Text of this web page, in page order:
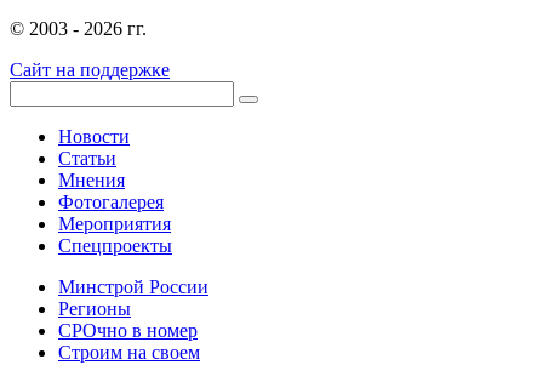
© 2003 - 2026 гг.
Сайт на поддержке
Новости
Статьи
Мнения
Фотогалерея
Мероприятия
Спецпроекты
Минстрой России
Регионы
СРОчно в номер
Строим на своем